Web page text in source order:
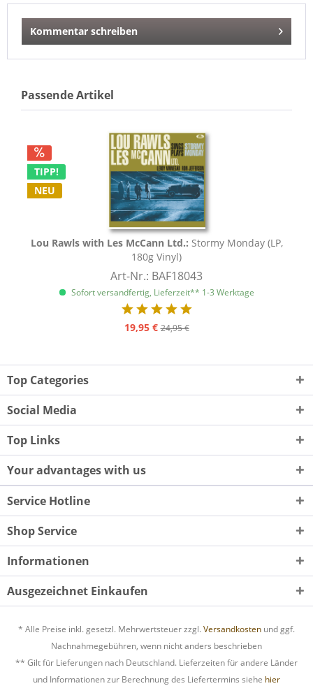
Kommentar schreiben
Passende Artikel
TIPP!
NEU
Lou Rawls with Les McCann Ltd.: Stormy Monday (LP,
180g Vinyl)
Art-Nr.: BAF18043
Sofort versandfertig, Lieferzeit** 1-3 Werktage
19,95 € 24,95 €
Top Categories
Social Media
Top Links
Your advantages with us
Service Hotline
Shop Service
Informationen
Ausgezeichnet Einkaufen
* Alle Preise inkl. gesetzl. Mehrwertsteuer zzgl. Versandkosten und ggf.
Nachnahmegebühren, wenn nicht anders beschrieben
** Gilt für Lieferungen nach Deutschland. Lieferzeiten für andere Länder
und Informationen zur Berechnung des Liefertermins siehe hier